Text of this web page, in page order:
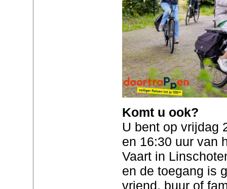
Komt u ook?
U bent op vrijdag
en 16:30 uur van
Vaart in
en de toegang is
vriend, buur of